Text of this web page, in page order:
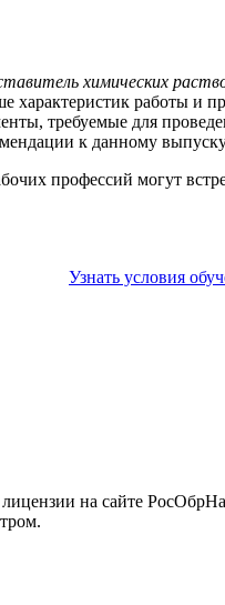
химических
работы и
требуемые для
к данному
профессий могут
Узнать условия
на сайте